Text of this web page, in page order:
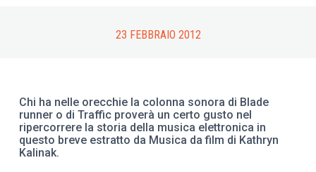
23 FEBBRAIO 2012
Chi ha nelle orecchie la colonna sonora di Blade
runner o di Traffic proverà un certo gusto nel
ripercorrere la storia della musica elettronica in
questo breve estratto da Musica da film di Kathryn
Kalinak.